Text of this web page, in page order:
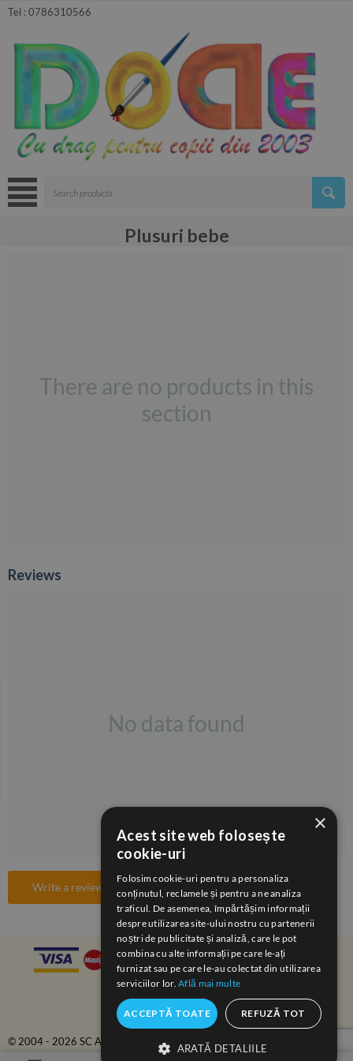
Tel :0786310566
Plusuri bebe
There are no products in this
section
Reviews
No data found
Write a review
© 2004 - 2026 SC ANAIDA COM-SERV SRL.
×
Acest site web folosește
cookie-uri
Folosim cookie-uri pentru a personaliza
conținutul, reclamele și pentru a ne analiza
traficul. De asemenea, împărtășim informații
despre utilizarea site-ului nostru cu partenerii
noștri de publicitate și analiză, care le pot
combina cu alte informații pe care le-ați
furnizat sau pe care le-au colectat din utilizarea
serviciilor lor.Află mai multe
ACCEPTĂ TOATE REFUZĂ TOT
ARATĂ DETALIILE